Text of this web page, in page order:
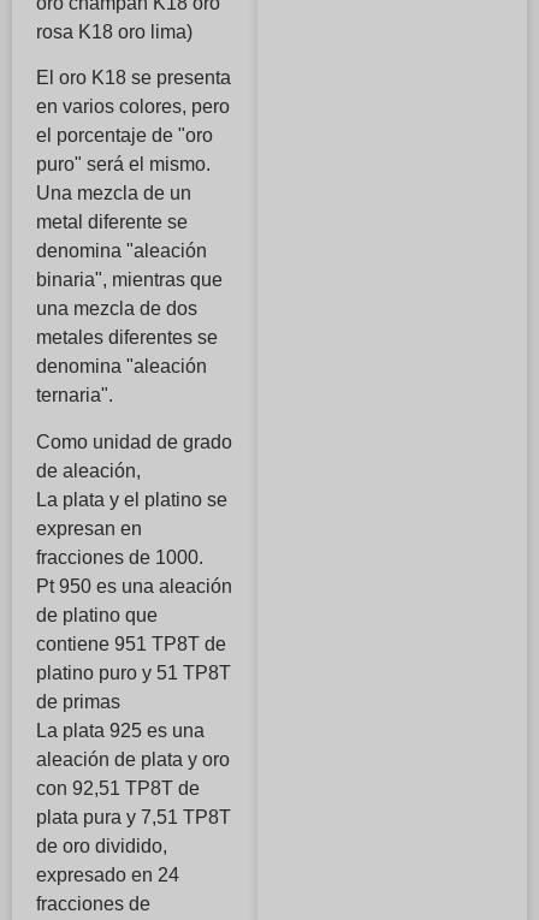
rosa K18 oro lima)
El oro K18 se presenta
en varios colores, pero
el porcentaje de "oro
puro" será el mismo.
Una mezcla de un
metal diferente se
denomina "aleación
binaria", mientras que
una mezcla de dos
metales diferentes se
denomina "aleación
ternaria".
Como unidad de grado
de aleación,
La plata y el platino se
expresan en
fracciones de 1000.
Pt 950 es una aleación
de platino que
contiene 951 TP8T de
platino puro y 51 TP8T
de primas
La plata 925 es una
aleación de plata y oro
con 92,51 TP8T de
plata pura y 7,51 TP8T
de oro dividido,
expresado en 24
fracciones de